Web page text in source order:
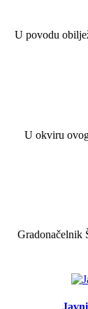
U povodu
U okviru
Gradonačelnik